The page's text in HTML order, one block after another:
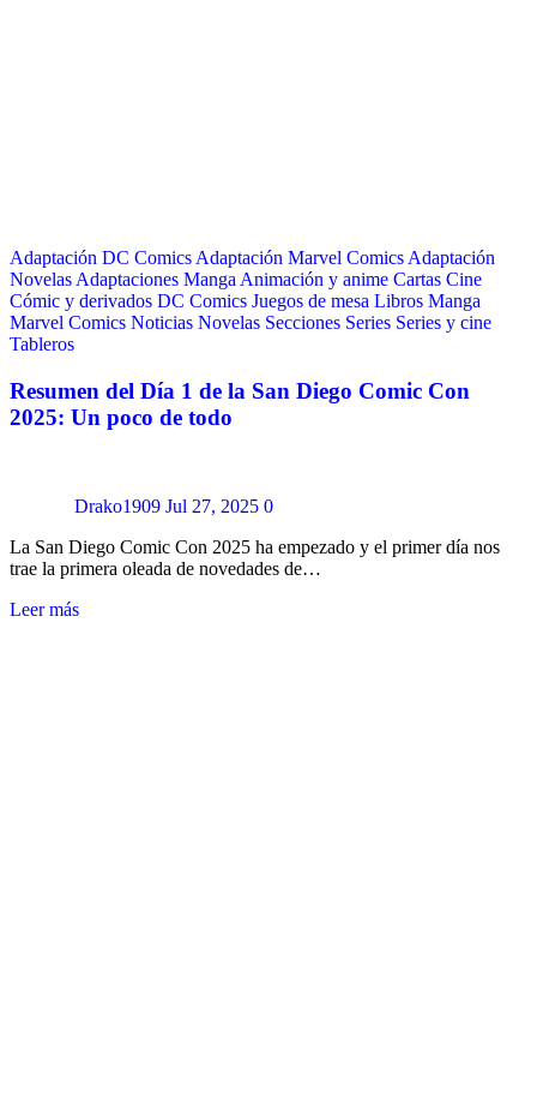
Adaptación DC Comics Adaptación Marvel Comics Adaptación
Novelas Adaptaciones Manga Animación y anime Cartas Cine
Cómic y derivados DC Comics Juegos de mesa Libros Manga
Marvel Comics Noticias Novelas Secciones Series Series y cine
Tableros
Resumen del Día 1 de la San Diego Comic Con
2025: Un poco de todo
Drako1909 Jul 27, 2025 0
La San Diego Comic Con 2025 ha empezado y el primer día nos
trae la primera oleada de novedades de…
Leer más